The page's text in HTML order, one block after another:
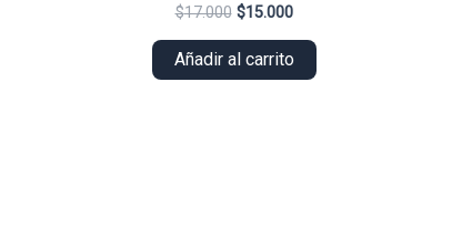
$17.000 El
original
era:
$15.000El
actual
es:
Añadir al carrito